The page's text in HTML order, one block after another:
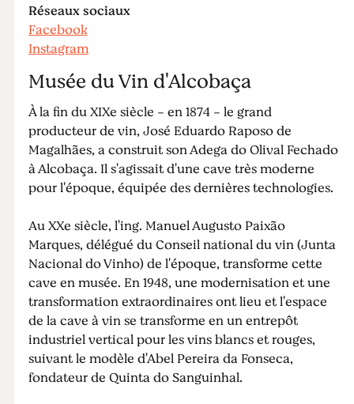
Réseaux sociaux
Facebook
Instagram
Musée du Vin d'Alcobaça
À la fin du XIXe siècle - en 1874 - le grand
producteur de vin, José Eduardo Raposo de
Magalhães, a construit son Adega do Olival Fechado
à Alcobaça. Il s'agissait d'une cave très moderne
pour l'époque, équipée des dernières technologies.
Au XXe siècle, l'ing. Manuel Augusto Paixão
Marques, délégué du Conseil national du vin (Junta
Nacional do Vinho) de l'époque, transforme cette
cave en musée. En 1948, une modernisation et une
transformation extraordinaires ont lieu et l'espace
de la cave à vin se transforme en un entrepôt
industriel vertical pour les vins blancs et rouges,
suivant le modèle d'Abel Pereira da Fonseca,
fondateur de Quinta do Sanguinhal.